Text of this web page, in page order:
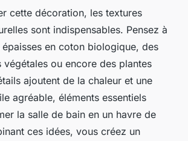
cette décoration, les textures
sont indispensables. Pensez à
en coton biologique, des
ou encore des plantes
ajoutent de la chaleur et une
agréable, éléments essentiels
la salle de bain en un havre de
ces idées, vous créez un